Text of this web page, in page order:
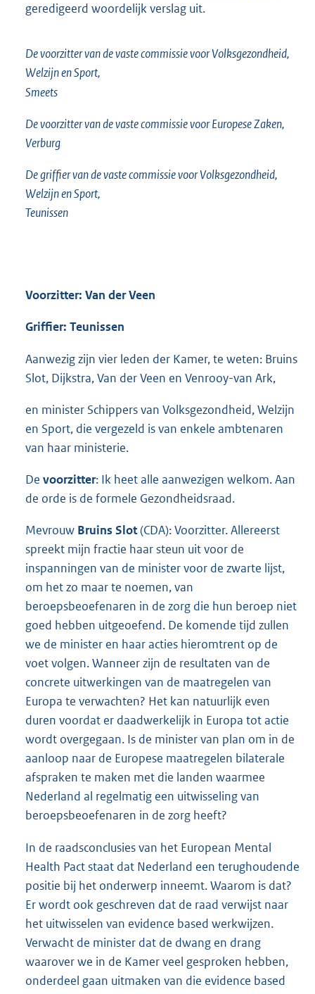
geredigeerd woordelijk verslag uit.
De voorzitter van de vaste commissie voor Volksgezondheid,
Welzijn en Sport,
Smeets
De voorzitter van de vaste commissie voor Europese Zaken,
Verburg
De griffier van de vaste commissie voor Volksgezondheid,
Welzijn en Sport,
Teunissen
Voorzitter: Van der Veen
Griffier: Teunissen
Aanwezig zijn vier leden der Kamer, te weten: Bruins
Slot, Dijkstra, Van der Veen en Venrooy-van Ark,
en minister Schippers van Volksgezondheid, Welzijn
en Sport, die vergezeld is van enkele ambtenaren
van haar ministerie.
De voorzitter: Ik heet alle aanwezigen welkom. Aan
de orde is de formele Gezondheidsraad.
Mevrouw Bruins Slot(CDA): Voorzitter. Allereerst
spreekt mijn fractie haar steun uit voor de
inspanningen van de minister voor de zwarte lijst,
om het zo maar te noemen, van
beroepsbeoefenaren in de zorg die hun beroep niet
goed hebben uitgeoefend. De komende tijd zullen
we de minister en haar acties hieromtrent op de
voet volgen. Wanneer zijn de resultaten van de
concrete uitwerkingen van de maatregelen van
Europa te verwachten? Het kan natuurlijk even
duren voordat er daadwerkelijk in Europa tot actie
wordt overgegaan. Is de minister van plan om in de
aanloop naar de Europese maatregelen bilaterale
afspraken te maken met die landen waarmee
Nederland al regelmatig een uitwisseling van
beroepsbeoefenaren in de zorg heeft?
In de raadsconclusies van het European Mental
Health Pact staat dat Nederland een terughoudende
positie bij het onderwerp inneemt. Waarom is dat?
Er wordt ook geschreven dat de raad verwijst naar
het uitwisselen van evidence based werkwijzen.
Verwacht de minister dat de dwang en drang
waarover we in de Kamer veel gesproken hebben,
onderdeel gaan uitmaken van die evidence based